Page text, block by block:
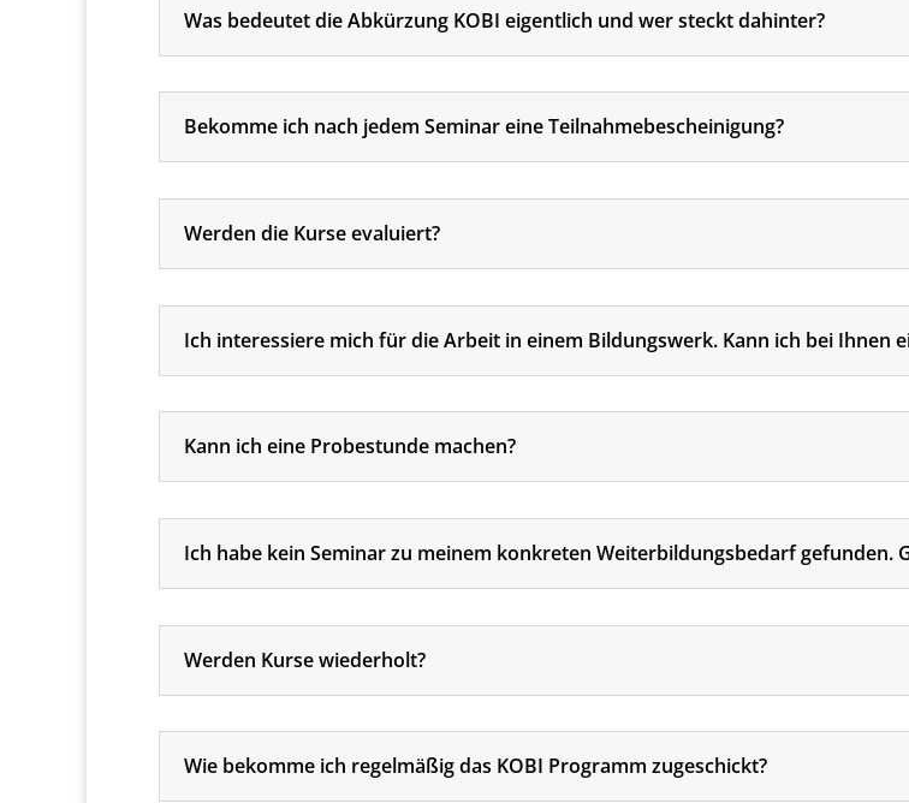
Was bedeutet die Abkürzung KOBI eigentlich und wer steckt dahinter?
Bekomme ich nach jedem Seminar eine Teilnahmebescheinigung?
Werden die Kurse evaluiert?
Ich interessiere mich für die Arbeit in einem Bildungswerk. Kann ich bei Ihnen
Kann ich eine Probestunde machen?
Ich habe kein Seminar zu meinem konkreten Weiterbildungsbedarf gefunden.
Werden Kurse wiederholt?
Wie bekomme ich regelmäßig das KOBI Programm zugeschickt?